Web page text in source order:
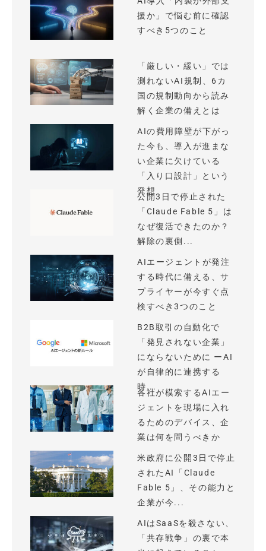
援か」で悩む前に確認
すべき5つのこと
「厳しい・緩い」では
測れないAI規制、6カ
国の規制動向から読み
解く企業の備えとは
AIの費用障壁が下がっ
た今も、導入が進まな
い企業に欠けている
「入り口設計」という
発想
公開3日で停止された
「Claude Fable 5」は
なぜ復活できたのか？
解除の裏側...
AIエージェントが発注
する時代に備える、サ
プライヤーが今すぐ点
検すべき3つのこと
B2B取引の自動化で
「発見されない企業」
にならないために ーAI
が自律的に連携する
時...
各社が模索するAIエー
ジェントを現場に入れ
るためのデバイス、企
業は何を問うべきか
米政府に公開3日で停止
されたAI「Claude
Fable 5」、その能力と
企業が今...
AIはSaaSを殺さない、
「共存戦争」の裏で本